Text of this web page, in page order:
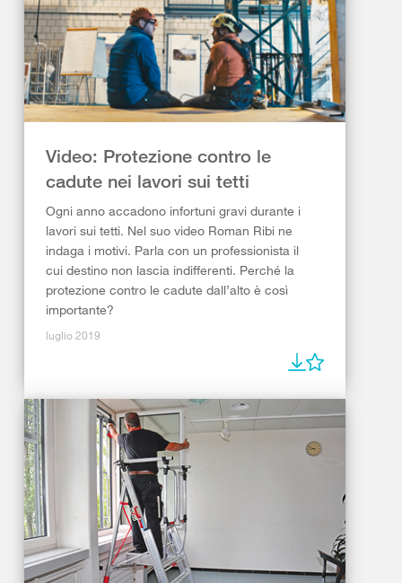
Video: Protezione contro le
cadute nei lavori sui tetti
Ogni anno accadono infortuni gravi durante i
lavori sui tetti. Nel suo video Roman Ribi ne
indaga i motivi. Parla con un professionista il
cui destino non lascia indifferenti. Perché la
protezione contro le cadute dall’alto è così
importante?
luglio 2019